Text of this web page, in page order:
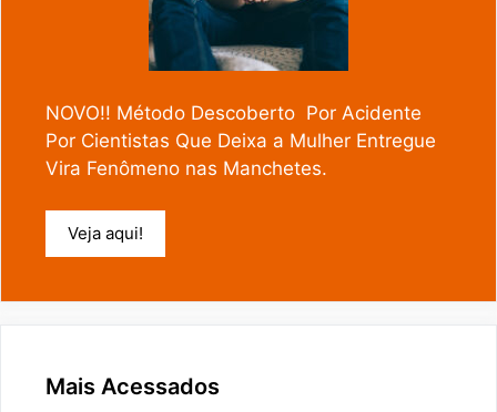
NOVO!! Método Descoberto Por Acidente
Por Cientistas Que Deixa a Mulher Entregue
Vira Fenômeno nas Manchetes.
Veja aqui!
Mais Acessados